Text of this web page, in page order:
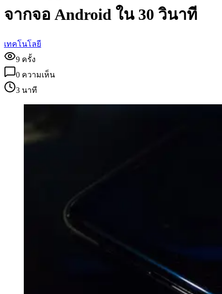
จากจอ Android ใน 30 วินาที
เทคโนโลยี
9 ครั้ง
0 ความเห็น
3 นาที